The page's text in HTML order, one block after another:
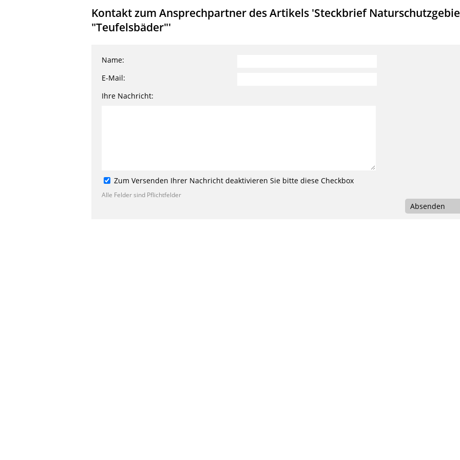
Kontakt zum Ansprechpartner des Artikels 'Steckbrief
"Teufelsbäder"'
Name:
E-Mail:
Ihre Nachricht:
Zum Versenden Ihrer Nachricht deaktivieren Sie bitte diese Checkbox
Alle Felder sind Pflichtfelder
Absenden